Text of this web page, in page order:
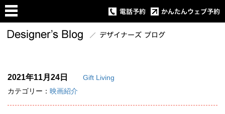
2021年11月24日
Gift Living
カテゴリー： 映画紹介